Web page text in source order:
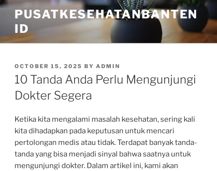
Skip
content
PUSATKESEHATANBANTEN
ID
POSTED
ON
OCTOBER 15, 2025 BY ADMIN
10 Tanda Anda Perlu Mengunjungi
Dokter Segera
Ketika kita mengalami masalah kesehatan, sering kali
kita dihadapkan pada keputusan untuk mencari
pertolongan medis atau tidak. Terdapat banyak tanda-
tanda yang bisa menjadi sinyal bahwa saatnya untuk
mengunjungi dokter. Dalam artikel ini, kami akan